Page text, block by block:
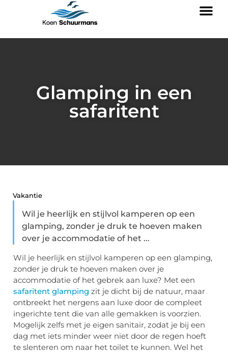
Glamping in een
safaritent
Vakantie
Wil je heerlijk en stijlvol kamperen op een
glamping, zonder je druk te hoeven maken
over je accommodatie of het ...
Wil je heerlijk en stijlvol kamperen op een glamping,
zonder je druk te hoeven maken over je
accommodatie of het gebrek aan luxe? Met een
safaritent glamping zit je dicht bij de natuur, maar
ontbreekt het nergens aan luxe door de compleet
ingerichte tent die van alle gemakken is voorzien.
Mogelijk zelfs met je eigen sanitair, zodat je bij een
dag met iets minder weer niet door de regen hoeft
te slenteren om naar het toilet te kunnen. Wel het